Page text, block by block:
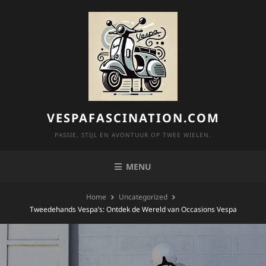
VESPAFASCINATION.COM
PASSIE, STIJL EN AVONTUUR OP TWEE WIELEN.
MENU
Home
Uncategorized
Tweedehands Vespa’s: Ontdek de Wereld van Occasions Vespa